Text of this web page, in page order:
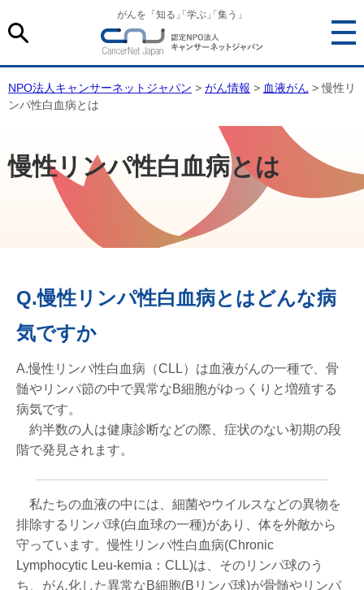
がんを「知る 「学ぶ 「集う」
NPO法人キャンサーネットジャパン > がん情報 > 血液がん > 慢性リ
ンパ性白血病とは
慢性リンパ性白血病とは
Q.慢性リンパ性白血病とはどんな病
気ですか
A.慢性リンパ性白血病（CLL）は血液がんの一種で、骨
髄やリンパ節の中で異常なB細胞がゆっくりと増殖する
病気です。
約半数の人は健康診断などの際、症状のない初期の段
階で発見されます。
私たちの血液の中には、細菌やウイルスなどの異物を
排除するリンパ球(白血球の一種)があり、体を外敵から
守っています。慢性リンパ性白血病(Chronic
Lymphocytic Leu-kemia：CLL)は、そのリンパ球のう
ち、がん化した異常なB細胞(Bリンパ球)が骨髄やリンパ